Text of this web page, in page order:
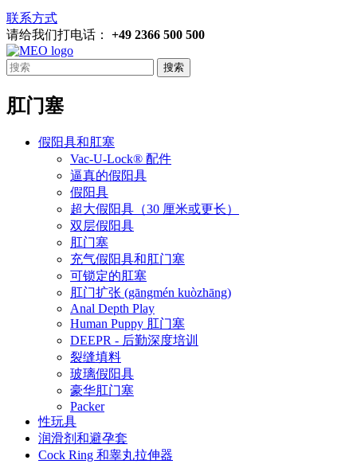
联系方式
请给我们打电话： +49 2366 500 500
搜索
肛门塞
假阳具和肛塞
Vac-U-Lock® 配件
逼真的假阳具
假阳具
超大假阳具（30 厘米或更长）
双层假阳具
肛门塞
充气假阳具和肛门塞
可锁定的肛塞
肛门扩张 (gāngmén kuòzhāng)
Anal Depth Play
Human Puppy 肛门塞
DEEPR - 后勤深度培训
裂缝填料
玻璃假阳具
豪华肛门塞
Packer
性玩具
润滑剂和避孕套
Cock Ring 和睾丸拉伸器